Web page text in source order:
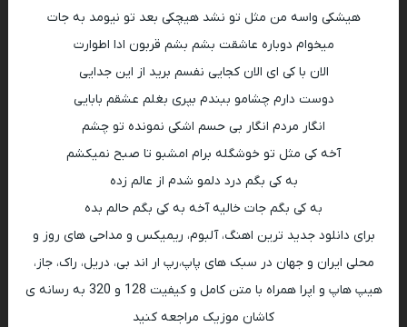
هیشکی واسه من مثل تو نشد هیچکی بعد تو نیومد به جات
میخوام‌ دوباره عاشقت بشم بشم قربون ادا اطوارت
الان با کی ای الان کجایی نفسم برید از این جدایی
دوست دارم چشامو ببندم بپری بغلم عشقم بابایی
انگار مردم انگار بی حسم اشکی نمونده تو چشم
آخه کی مثل تو خوشگله برام امشبو تا صبح نمیکشم
به کی بگم درد دلمو شدم از عالم زده
به کی بگم جات خالیه آخه به کی بگم حالم بده
برای دانلود جدید ترین اهنگ، آلبوم، ریمیکس و مداحی های روز و
محلی ایران و جهان در سبک های پاپ،رپ ار اند بی، دریل، راک، جاز،
هیپ هاپ و اپرا همراه با متن کامل و کیفیت 128 و 320 به رسانه ی
کاشان موزیک مراجعه کنید